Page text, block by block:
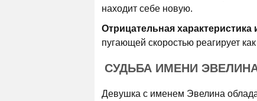
находит себе новую.
Отрицательная характеристика
пугающей скоростью реагирует
СУДЬБА ИМЕНИ
Девушка с именем Эвелина